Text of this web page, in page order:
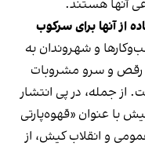
آنها هستند.
از آنها برای سرکوب
و شهروندان به
رقص و سرو مشروبات
از جمله، در پی انتشار
با عنوان «قهوه‌پارتی
و انقلاب کیش، از